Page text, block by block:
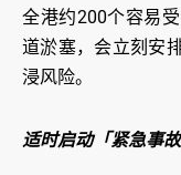
全港约200个容易
道淤塞，会立刻安
浸风险。
适时启动「紧急事